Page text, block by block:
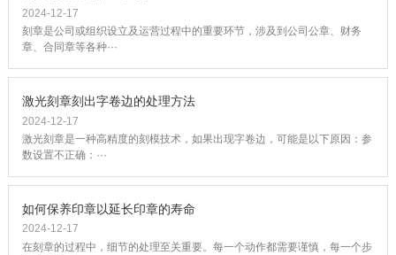
2024-12-17
刻章是公司或组织设立及运营过程中的重要环节，涉及到公司公章、财务
章、合同章等各种···
激光刻章刻出字卷边的处理方法
2024-12-17
激光刻章是一种高精度的刻模技术，如果出现字卷边，可能是以下原因：参
数设置不正确：···
如何保养印章以延长印章的寿命
2024-12-17
在刻章的过程中，细节的处理至关重要。每一个动作都需要谨慎，每一个步